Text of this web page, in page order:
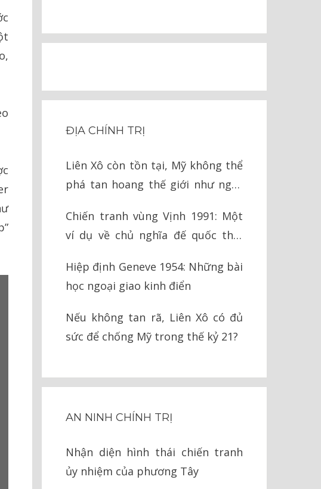
ĐỊA CHÍNH TRỊ
Liên Xô còn tồn tại, Mỹ không thể
phá tan hoang thế giới như ngày
Chiến tranh vùng Vịnh 1991: Một
ví dụ về chủ nghĩa đế quốc thời
Hiệp định Geneve 1954: Những bài
học ngoại giao kinh điển
Nếu không tan rã, Liên Xô có đủ
sức để chống Mỹ trong thế kỷ 21?
AN NINH CHÍNH TRỊ
Nhận diện hình thái chiến tranh
ủy nhiệm của phương Tây